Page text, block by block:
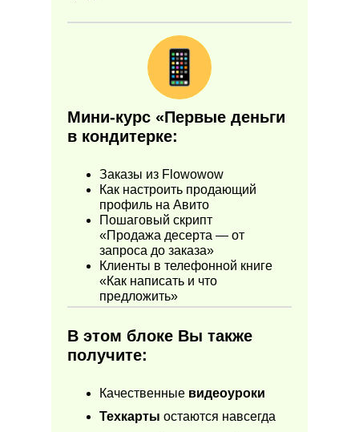
Качественные видеоуроки
В этом блоке Вы также
получите:
Техкарты остаются навсегда
Мини-курс «Первые деньги
в кондитерке:
Заказы из Flowowow
Как настроить продающий
профиль на Авито
Пошаговый скрипт
«Продажа десерта — от
запроса до заказа»
Клиенты в телефонной книге
«Как написать и что
предложить»